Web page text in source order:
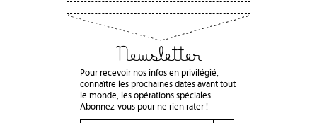
Newsletter
Pour recevoir nos infos en privilégié,
connaître les prochaines dates avant tout
le monde, les opérations spéciales...
Abonnez-vous pour ne rien rater !